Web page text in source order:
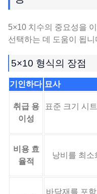
5×10 치수의 중요성을
선택하는 데 도움이 됩니
5×10 형식의 장점
기인하다 묘사
취급 용
이성
표준 크기 시
비용 효
율적
낭비를 최
바닥재를 포